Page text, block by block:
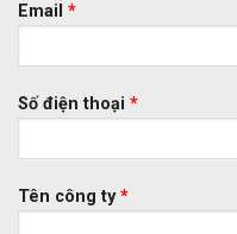
Email *
Số điện thoại *
Tên công ty*